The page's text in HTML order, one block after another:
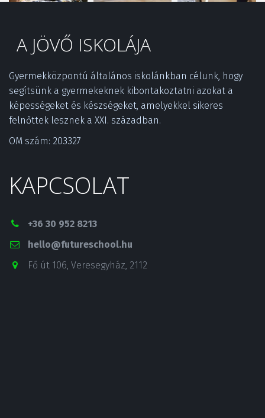
A JÖVŐ ISKOLÁJA
Gyermekközpontú általános iskolánkban célunk, hogy
segítsünk a gyermekeknek kibontakoztatni azokat a
képességeket és készségeket, amelyekkel sikeres
felnőttek lesznek a XXI. században.­
OM szám: 203327
KAPCSOLAT
+36 30 952 8213
hello@futureschool.hu
Fő út 106, Veresegyház, 2112